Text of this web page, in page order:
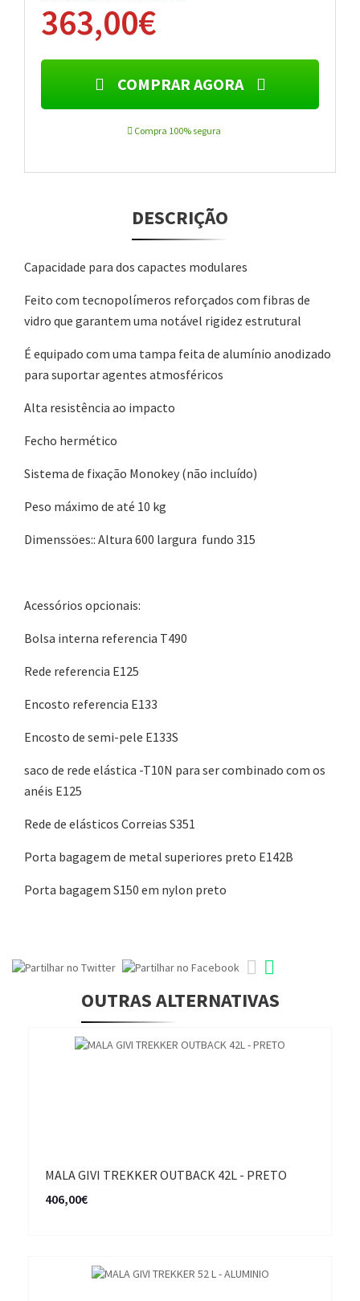
363,00€
COMPRAR AGORA
Compra 100% segura
DESCRIÇÃO
Capacidade para dos capactes modulares
Feito com tecnopolímeros reforçados com fibras de
vidro que garantem uma notável rigidez estrutural
É equipado com uma tampa feita de alumínio anodizado
para suportar agentes atmosféricos
Alta resistência ao impacto
Fecho hermético
Sistema de fixação Monokey (não incluído)
Peso máximo de até 10 kg
Dimenssöes:: Altura 600 largura fundo 315
Acessórios opcionais:
Bolsa interna referencia T490
Rede referencia E125
Encosto referencia E133
Encosto de semi-pele E133S
saco de rede elástica -T10N para ser combinado com os
anéis E125
Rede de elásticos Correias S351
Porta bagagem de metal superiores preto E142B
Porta bagagem S150 em nylon preto
OUTRAS ALTERNATIVAS
MALA GIVI TREKKER OUTBACK 42L - PRETO
406,00€